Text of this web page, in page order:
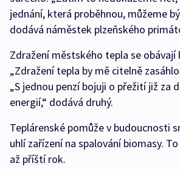
jednání, která proběhnou, můžeme
dodává náměstek plzeňského
Zdražení městského tepla se obávají
„Zdražení tepla by mě citelně
„S jednou penzí bojuji o přežití již za
energií,“ dodává druhý.
Teplárenské pomůže v budoucnosti
uhlí zařízení na spalování biomasy.
až příští rok.